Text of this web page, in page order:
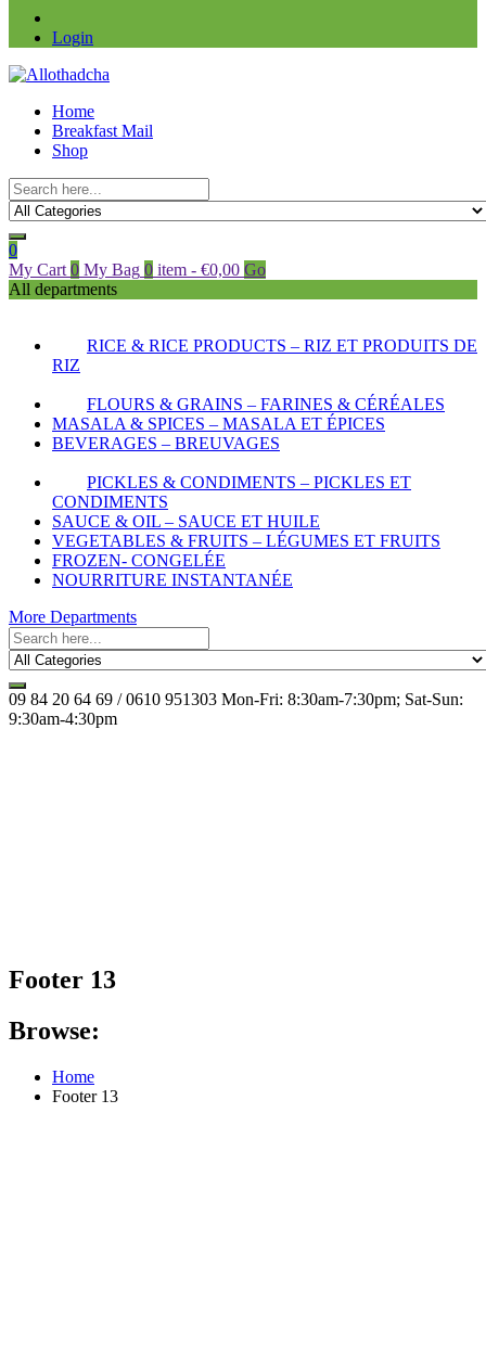
Login
Home
Breakfast Mail
Shop
0
My Cart 0 My Bag 0 item - €0,00 Go
All departments
RICE & RICE PRODUCTS – RIZ ET PRODUITS DE
RIZ
FLOURS & GRAINS – FARINES & CÉRÉALES
MASALA & SPICES – MASALA ET ÉPICES
BEVERAGES – BREUVAGES
PICKLES & CONDIMENTS – PICKLES ET
CONDIMENTS
SAUCE & OIL – SAUCE ET HUILE
VEGETABLES & FRUITS – LÉGUMES ET FRUITS
FROZEN- CONGELÉE
NOURRITURE INSTANTANÉE
More Departments
09 84 20 64 69 / 0610 951303 Mon-Fri: 8:30am-7:30pm; Sat-Sun:
9:30am-4:30pm
Footer 13
Browse:
Home
Footer 13